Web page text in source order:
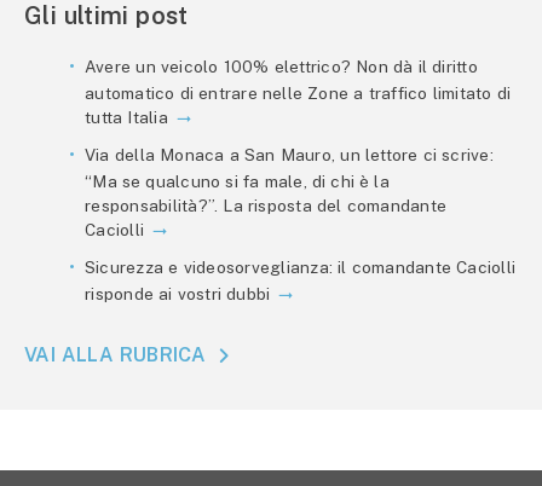
Gli ultimi post
Avere un veicolo 100% elettrico? Non dà il diritto
automatico di entrare nelle Zone a traffico limitato di
tutta Italia
Via della Monaca a San Mauro, un lettore ci scrive:
“Ma se qualcuno si fa male, di chi è la
responsabilità?”. La risposta del comandante
Caciolli
Sicurezza e videosorveglianza: il comandante Caciolli
risponde ai vostri dubbi
VAI ALLA RUBRICA